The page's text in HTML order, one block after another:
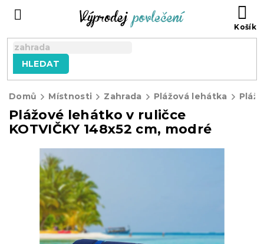
HLEDAT
Domů Místnosti Zahrada Plážová lehátka
Plážové lehátko v ruličce
KOTVIČKY 148x52 cm, modré